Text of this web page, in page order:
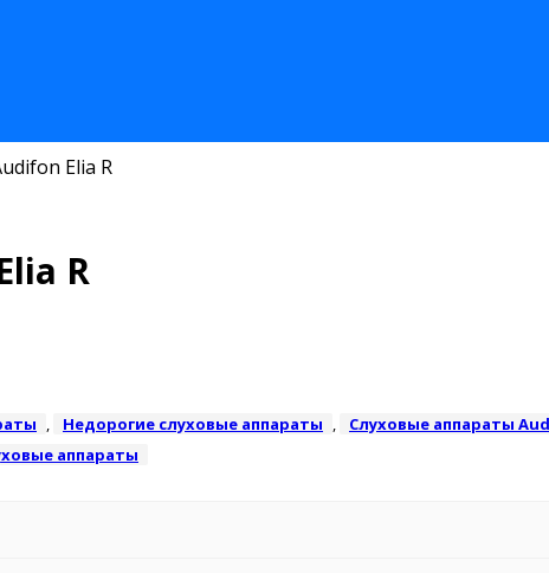
Elia R
R
, Недорогие слуховые аппараты , Слуховые аппараты
аппараты